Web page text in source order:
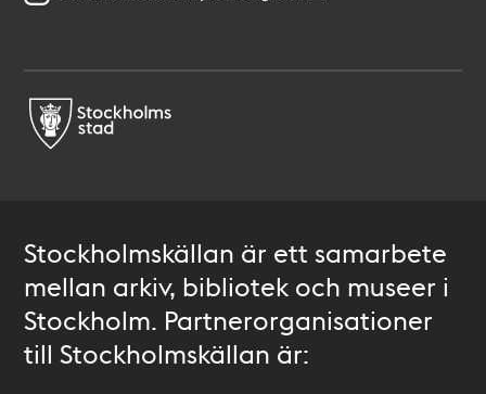
Stockholmskällan är ett samarbete
mellan arkiv, bibliotek och museer i
Stockholm. Partnerorganisationer
till Stockholmskällan är: